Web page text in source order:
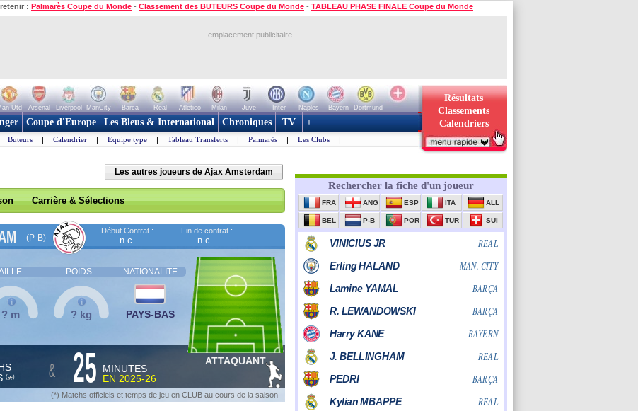
: Palmarès Coupe du Monde - Classement des BUTEURS Coupe du Monde - TABLEAU PHASE FINALE Coupe du Monde
emplacement publicitaire
Utd Arsenal Liverpool ManCity Barca Real Atletico Milan Juve Inter Naples Bayern
Dortmund
Résultats
Classements
Calendriers
Coupe d'Europe Les Bleus & International Chroniques TV +
Buteurs | Calendrier | Equipe type | Tableau Transferts | Palmarès | Les Clubs |
Les autres joueurs de Ajax Amsterdam
Carrière & Sélections
(P-B)
Début Contrat :
n.c.
Fin de contrat :
n.c.
POIDS NATIONALITE
? m ? kg PAYS-BAS
(*) & 25
MINUTES
EN 2025-26
ATTAQUANT
(*) Matchs officiels et temps de jeu en CLUB au cours de la saison